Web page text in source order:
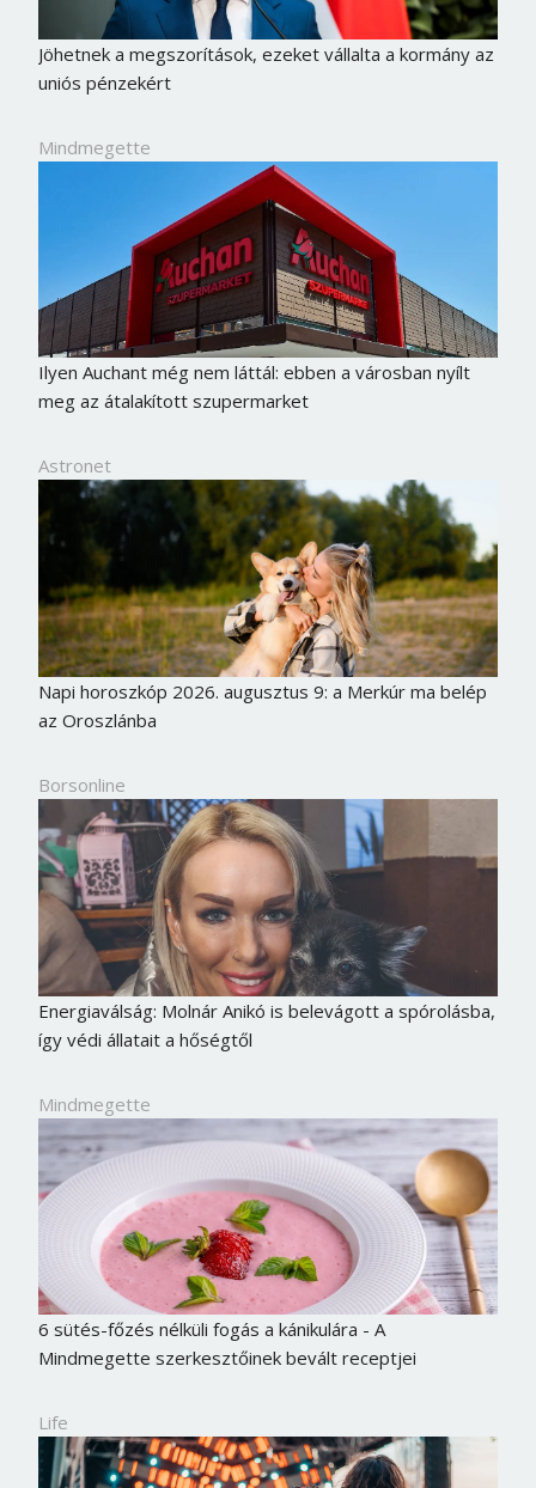
Jöhetnek a megszorítások, ezeket vállalta a kormány az
uniós pénzekért
Mindmegette
Ilyen Auchant még nem láttál: ebben a városban nyílt
meg az átalakított szupermarket
Astronet
Napi horoszkóp 2026. augusztus 9: a Merkúr ma belép
az Oroszlánba
Borsonline
Energiaválság: Molnár Anikó is belevágott a spórolásba,
így védi állatait a hőségtől
Mindmegette
6 sütés-főzés nélküli fogás a kánikulára - A
Mindmegette szerkesztőinek bevált receptjei
Life
Borsonline bejelentkezés
E-mail cím vagy felhasználónév